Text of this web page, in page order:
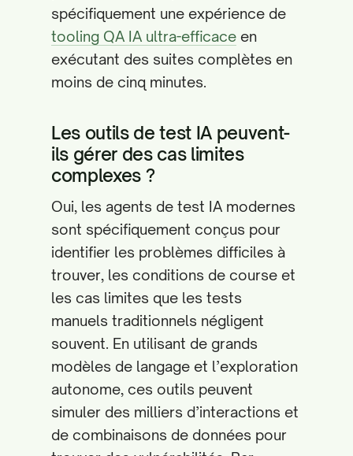
spécifiquement une expérience de
tooling QA IA ultra-efficace en
exécutant des suites complètes en
moins de cinq minutes.
Les outils de test IA peuvent-
ils gérer des cas limites
complexes ?
Oui, les agents de test IA modernes
sont spécifiquement conçus pour
identifier les problèmes difficiles à
trouver, les conditions de course et
les cas limites que les tests
manuels traditionnels négligent
souvent. En utilisant de grands
modèles de langage et l’exploration
autonome, ces outils peuvent
simuler des milliers d’interactions et
de combinaisons de données pour